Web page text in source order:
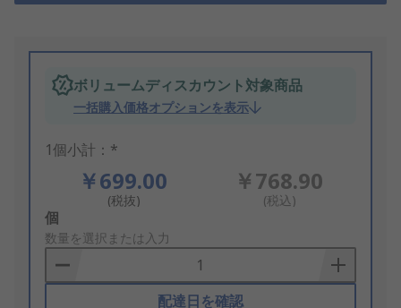
ボリュームディスカウント対象商品
一括購入価格オプションを表示
1個小計：*
￥699.00
(税抜)
￥768.90
(税込)
Add
to
Basket
個
数量を選択または入力
配達日を確認